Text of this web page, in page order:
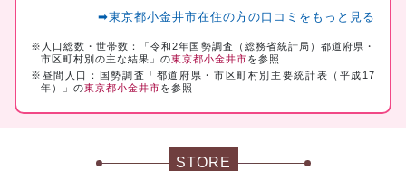
➡東京都小金井市在住の方の口コミをもっと見る
※人口総数・世帯数：「令和2年国勢調査（総務省統計局）都道府県・
市区町村別の主な結果」の東京都小金井市を参照
※昼間人口：国勢調査「都道府県・市区町村別主要統計表（平成17
年）」の東京都小金井市を参照
STORE